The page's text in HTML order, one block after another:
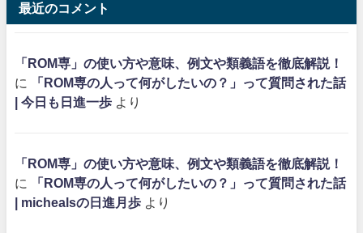
最近のコメント
「ROM専」の使い方や意味、例文や類義語を徹底解説！
に
「ROM専の人って何がしたいの？」って質問された話
| 今日も日進一歩 より
「ROM専」の使い方や意味、例文や類義語を徹底解説！
に
「ROM専の人って何がしたいの？」って質問された話
| michealsの日進月歩 より